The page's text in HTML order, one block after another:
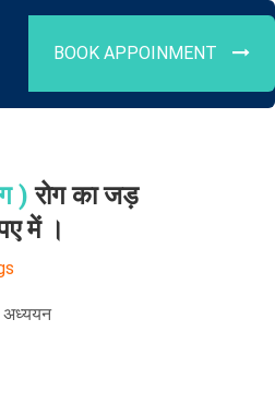
BOOK APPOINMENT
) रोग का जड़
में ।
अध्ययन